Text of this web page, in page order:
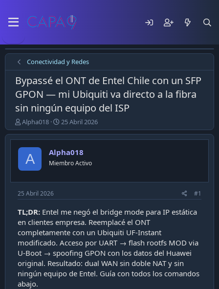
Conectividad y Redes
Bypassé el ONT de Entel Chile con un SFP
GPON — mi Ubiquiti va directo a la fibra
sin ningún equipo del ISP
E
m
p
e
l
t
e
m
Alpha018
F
e
c
h
a
d
p
b
l
c
a
c
i
ó
n
25 Abril 2026
A Alpha018
Miembro Activo
25 Abril 2026 #1
TL;DR: Entel me negó el bridge mode para IP estática
en clientes empresa. Reemplacé el ONT
completamente con un Ubiquiti UF-Instant
modificado. Acceso por UART → flash rootfs MOD via
U-Boot → spoofing GPON con los datos del Huawei
original. Resultado: dual WAN sin doble NAT y sin
ningún equipo de Entel. Guía con todos los comandos
abajo.